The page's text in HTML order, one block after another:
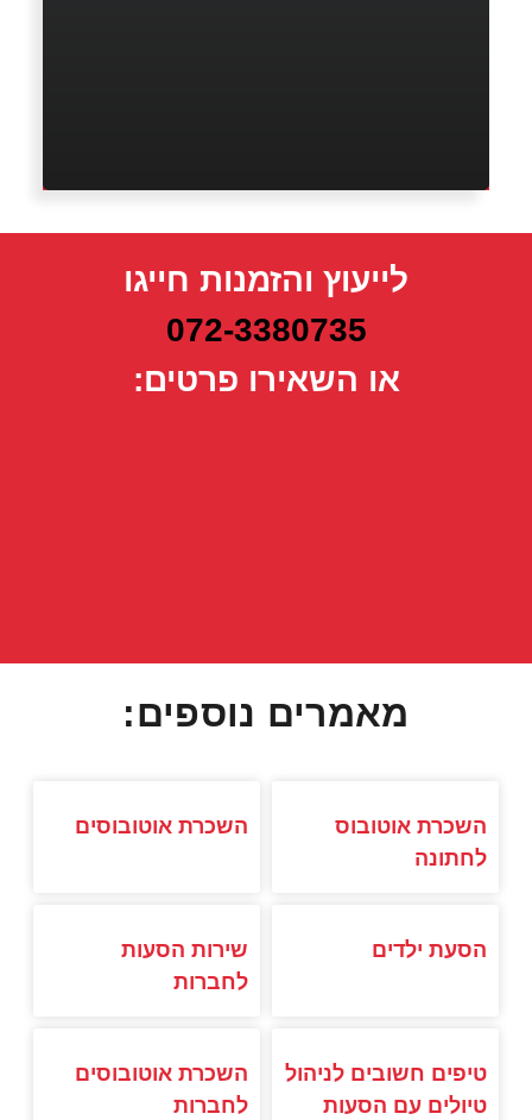
לייעוץ והזמנות חייגו
072-3380735
או השאירו פרטים:
מאמרים נוספים:
השכרת אוטובוס
לחתונה
השכרת אוטובוסים
הסעת ילדים
שירות הסעות
לחברות
טיפים חשובים לניהול
טיולים עם הסעות
השכרת אוטובוסים
לחברות